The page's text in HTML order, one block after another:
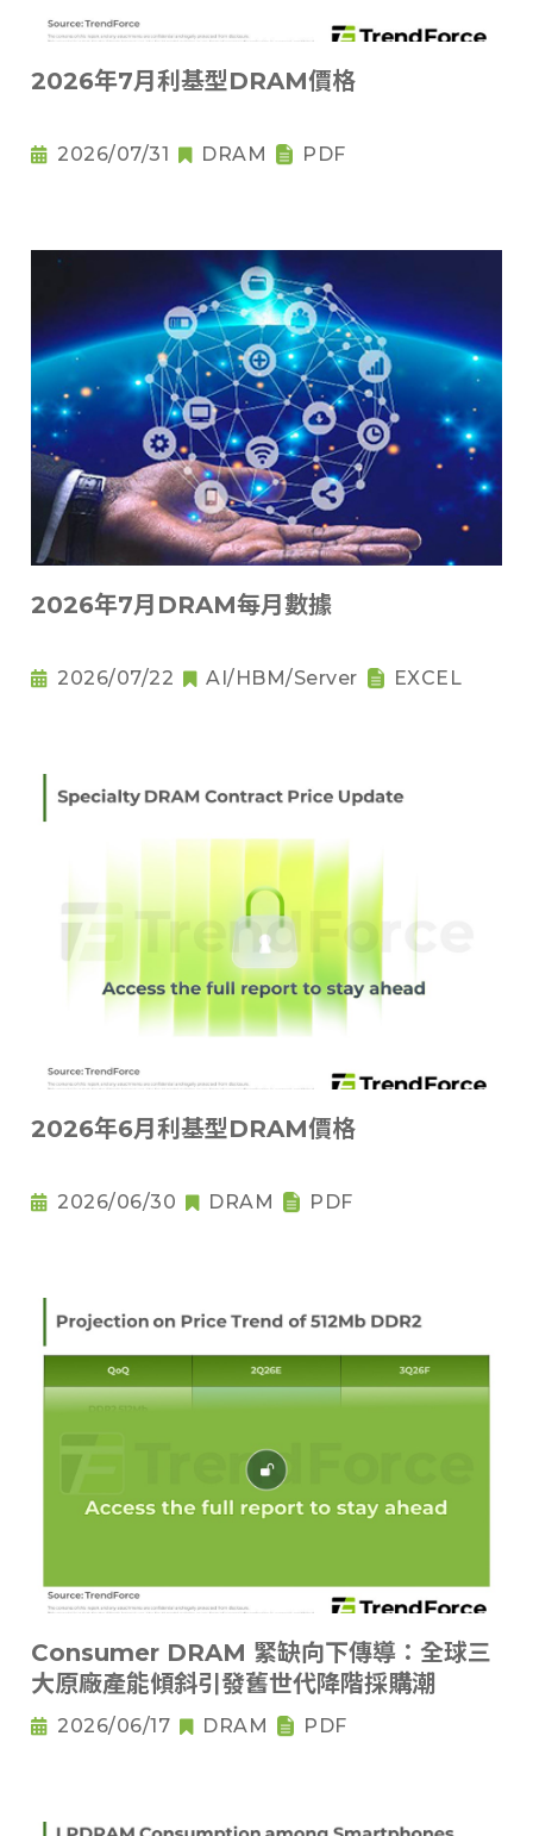
2026年7月利基型DRAM價格
2026/07/31 DRAM PDF
2026年7月DRAM每月數據
2026/07/22 AI/HBM/Server EXCEL
2026年6月利基型DRAM價格
2026/06/30 DRAM PDF
Consumer DRAM 緊缺向下傳導：全球三
大原廠產能傾斜引發舊世代降階採購潮
2026/06/17 DRAM PDF